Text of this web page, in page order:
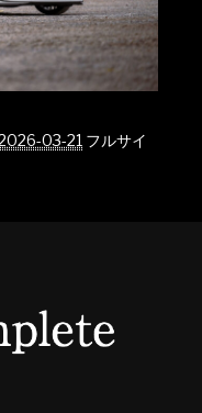
03-21 フルサイ